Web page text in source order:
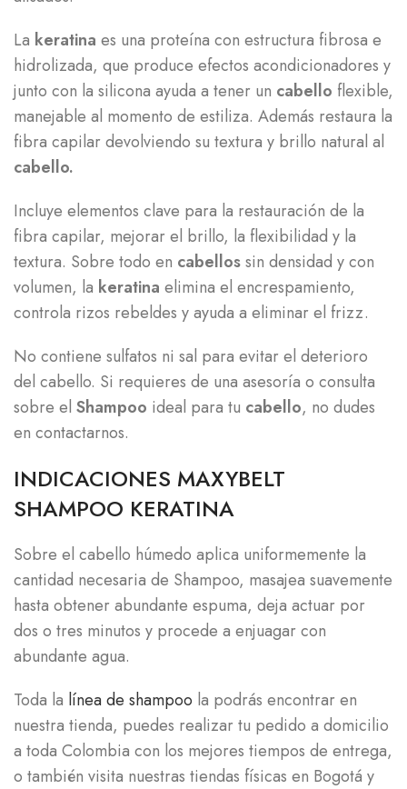
La keratina​ es una proteína con estructura fibrosa e
hidrolizada, que produce efectos acondicionadores y
junto con la silicona ayuda a tener un cabello flexible,
manejable al momento de estiliza. Además restaura la
fibra capilar devolviendo su textura y brillo natural al
cabello.
Incluye elementos clave para la restauración de la
fibra capilar, mejorar el brillo, la flexibilidad y la
textura. Sobre todo en cabellossin densidad y con
volumen, la keratina elimina el encrespamiento,
controla rizos rebeldes y ayuda a eliminar el frizz.
No contiene sulfatos ni sal para evitar el deterioro
del cabello. Si requieres de una asesoría o consulta
sobre el Shampoo ideal para tu cabello, no dudes
en contactarnos.
INDICACIONES MAXYBELT
SHAMPOO KERATINA
Sobre el cabello húmedo aplica uniformemente la
cantidad necesaria de Shampoo, masajea suavemente
hasta obtener abundante espuma, deja actuar por
dos o tres minutos y procede a enjuagar con
abundante agua.
Toda la línea de shampoo la podrás encontrar en
nuestra tienda, puedes realizar tu pedido a domicilio
a toda Colombia con los mejores tiempos de entrega,
o también visita nuestras tiendas físicas en Bogotá y